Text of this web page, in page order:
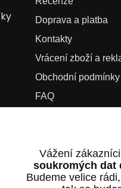
Doprava a platba
Kontakty
Vrácení zboží a
Obchodní podmínky
FAQ
Vážení
soukromých dat
Budeme velice